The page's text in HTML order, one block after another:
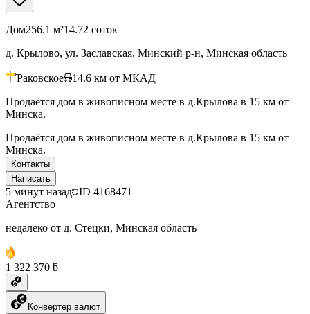
Дом256.1 м²14.72 соток
д. Крылово, ул. Заславская, Минский р-н, Минская область
Раковское 14.6 км от МКАД
Продаётся дом в живописном месте в д.Крылова в 15 км от
Минска.
Продаётся дом в живописном месте в д.Крылова в 15 км от
Минска.
Контакты
Написать
5 минут назад ID 4168471
Агентство
недалеко от д. Стецки, Минская область
1 322 370 ƃ
Конвертер валют